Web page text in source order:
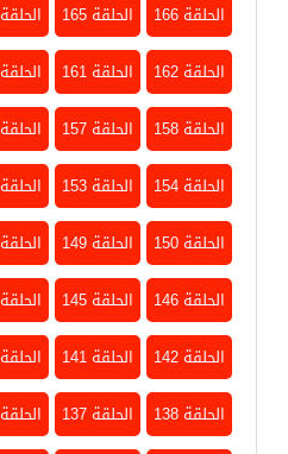
الحلقة 166 الحلقة 165 الحلقة 164
الحلقة 162
الحلقة 161 الحلقة 160
الحلقة 158
الحلقة 157 الحلقة 156
الحلقة 154
الحلقة 153 الحلقة 152
الحلقة 150
الحلقة 149 الحلقة 148
الحلقة 146
الحلقة 145 الحلقة 144
الحلقة 142
الحلقة 141 الحلقة 140
الحلقة 138
الحلقة 137 الحلقة 136